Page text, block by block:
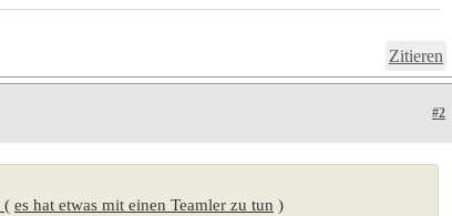
Zitieren
#2
( es hat etwas mit einen Teamler zu tun )